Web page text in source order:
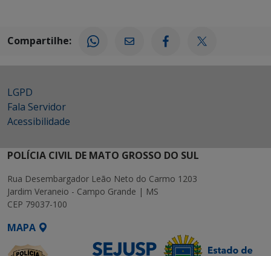
Compartilhe:
LGPD
Fala Servidor
Acessibilidade
POLÍCIA CIVIL DE MATO GROSSO DO SUL
Rua Desembargador Leão Neto do Carmo 1203
Jardim Veraneio - Campo Grande | MS
CEP 79037-100
MAPA